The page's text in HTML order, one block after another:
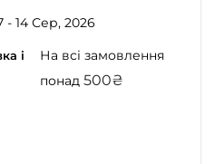
- 14 Сер, 2026
і
На всі замовлення
понад 500₴